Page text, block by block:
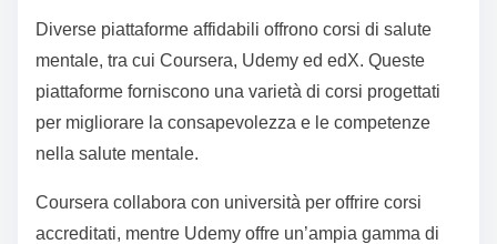
Diverse piattaforme affidabili offrono corsi di salute
mentale, tra cui Coursera, Udemy ed edX. Queste
piattaforme forniscono una varietà di corsi progettati
per migliorare la consapevolezza e le competenze
nella salute mentale.
Coursera collabora con università per offrire corsi
accreditati, mentre Udemy offre un’ampia gamma di